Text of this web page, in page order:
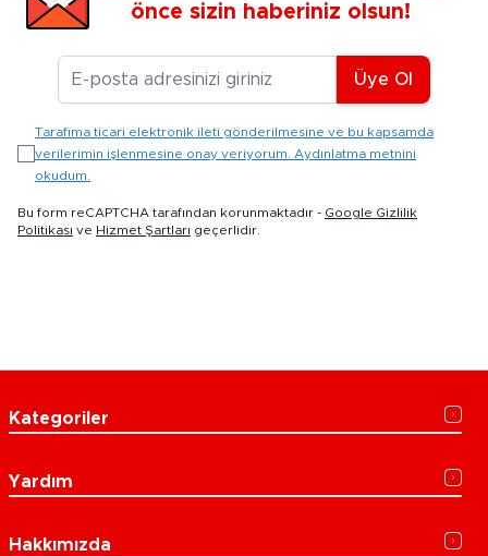
önce sizin haberiniz olsun!
E-posta Adresiniz
Üye Ol
Tarafıma ticari elektronik ileti gönderilmesine ve bu kapsamda
verilerimin işlenmesine onay veriyorum. Aydınlatma metnini
okudum.
Bu form reCAPTCHA tarafından korunmaktadır - Google Gizlilik
Politikası ve Hizmet Şartları geçerlidir.
Kategoriler
Yardım
Hakkımızda